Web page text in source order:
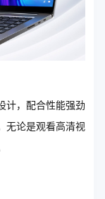
计，配合性能强劲
无论是观看高清视